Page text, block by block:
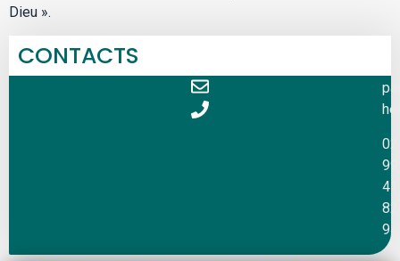
Dieu ».
CONTACTS
02
99
41
82
94